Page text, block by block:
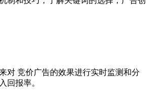
对 竞价广告的效果进行实时监测和分
回报率。